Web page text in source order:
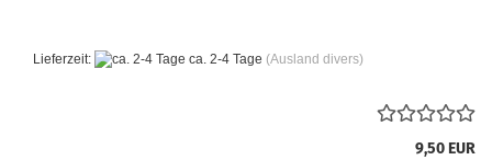
Lieferzeit: ca. 2-4 Tage (Ausland divers)
9,50 EUR